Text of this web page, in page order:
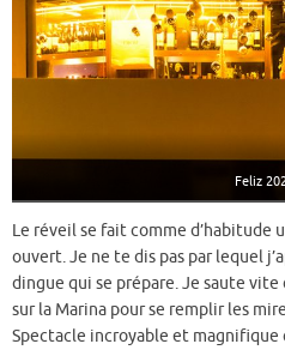
Feliz
Le réveil se fait comme d’habitude
ouvert. Je ne te dis pas par lequel
dingue qui se prépare. Je saute
sur la Marina pour se remplir les
Spectacle incroyable et magnifique